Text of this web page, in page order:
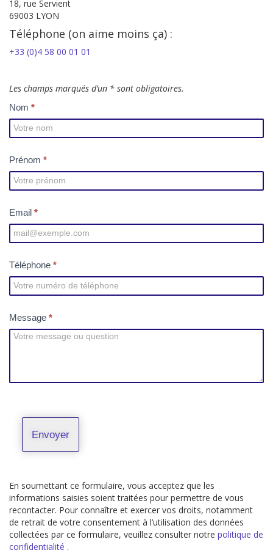
18, rue Servient
69003 LYON
Téléphone (on aime moins ça) :
+33 (0)4 58 00 01 01
Les champs marqués d’un * sont obligatoires.
C
o
t
a
t
Nom *
Prénom *
Email *
Téléphone *
Message *
Envoyer
En soumettant ce formulaire, vous acceptez que les
informations saisies soient traitées pour permettre de vous
recontacter. Pour connaître et exercer vos droits, notamment
de retrait de votre consentement à l’utilisation des données
collectées par ce formulaire, veuillez consulter notre politique de
confidentialité .